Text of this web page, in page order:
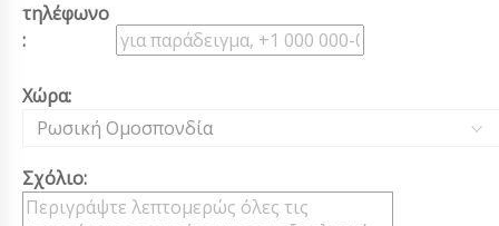
τηλέφωνο
:
Χώρα:
Ρωσική Ομοσπονδία
Σχόλιο: